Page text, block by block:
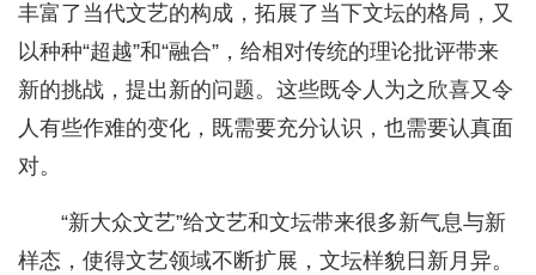
丰富了当代文艺的构成，拓展了当下文坛的格局，又
以种种“超越”和“融合”，给相对传统的理论批评带来
新的挑战，提出新的问题。这些既令人为之欣喜又令
人有些作难的变化，既需要充分认识，也需要认真面
对。
“新大众文艺”给文艺和文坛带来很多新气息与新
样态，使得文艺领域不断扩展，文坛样貌日新月异。